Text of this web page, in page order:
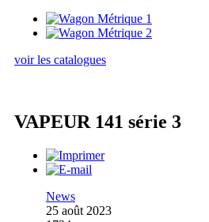
voir les catalogues
VAPEUR 141 série 3
News
25 août 2023